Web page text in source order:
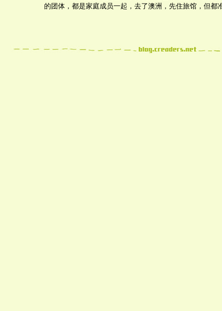
的团体，都是家庭成员一起，去了澳洲，先住旅馆，但都